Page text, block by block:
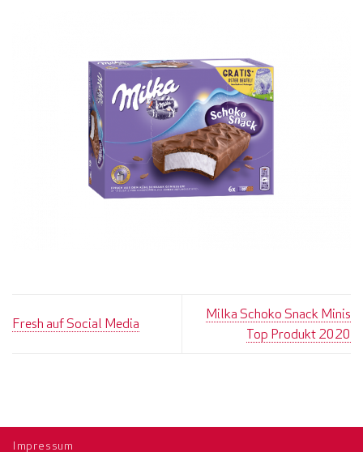
Fresh auf Social Media
Milka Schoko Snack Minis
Top Produkt 2020
Impressum